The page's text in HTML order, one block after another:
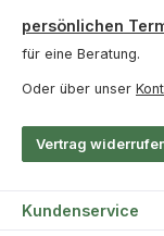
persönlichen
für eine Beratung.
Oder über unser
Vertrag
Kundenservice